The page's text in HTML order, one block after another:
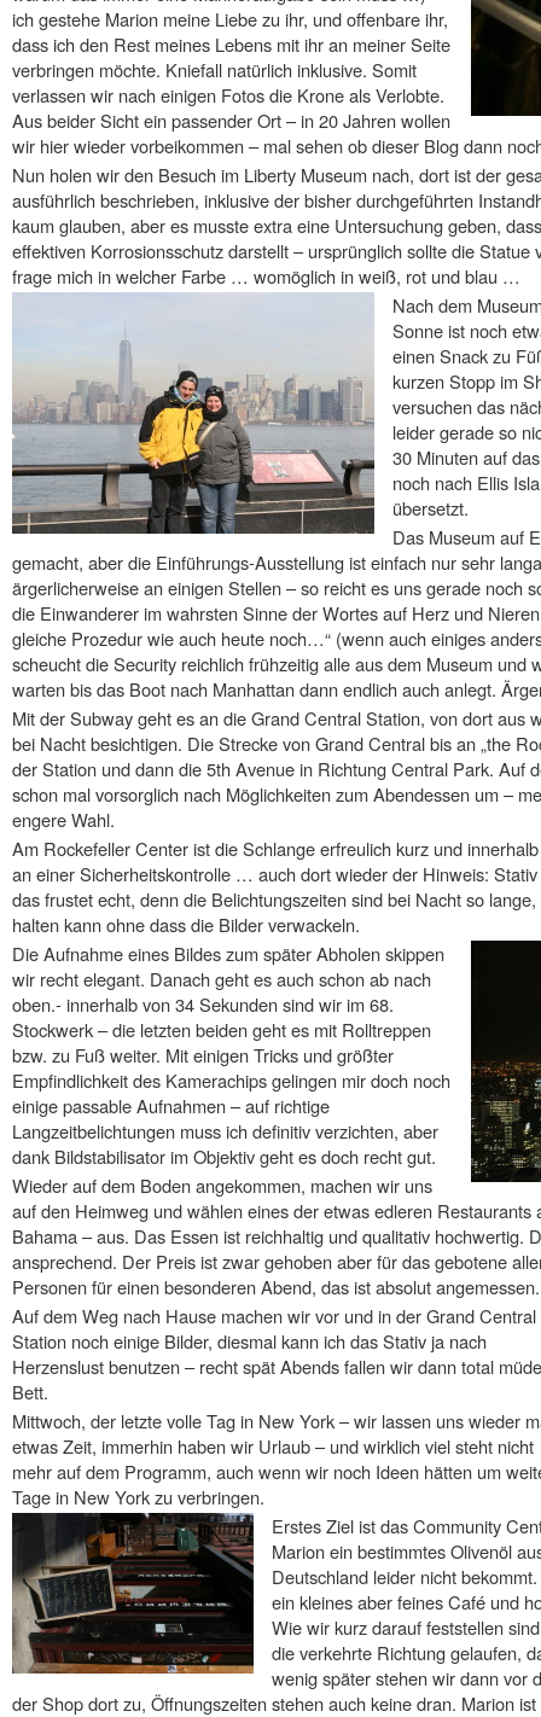
ich gestehe Marion meine Liebe zu ihr, und offenbare ihr,
dass ich den Rest meines Lebens mit ihr an meiner Seite
verbringen möchte. Kniefall natürlich inklusive. Somit
verlassen wir nach einigen Fotos die Krone als Verlobte.
Aus beider Sicht ein passender Ort – in 20 Jahren wollen
wir hier wieder vorbeikommen – mal sehen ob dieser Blog dann
Nun holen wir den Besuch im Liberty Museum nach, dort ist der
ausführlich beschrieben, inklusive der bisher durchgeführten
kaum glauben, aber es musste extra eine Untersuchung geben,
effektiven Korrosionsschutz darstellt – ursprünglich sollte die
frage mich in welcher Farbe … womöglich in weiß, rot und blau …
Nach dem
Sonne ist noch
einen Snack zu
kurzen Stopp im
versuchen das
leider gerade so
30 Minuten auf
noch nach Ellis
übersetzt.
Das Museum auf
gemacht, aber die Einführungs-Ausstellung ist einfach nur sehr
ärgerlicherweise an einigen Stellen – so reicht es uns gerade noch
die Einwanderer im wahrsten Sinne der Wortes auf Herz und
gleiche Prozedur wie auch heute noch…“ (wenn auch einiges
scheucht die Security reichlich frühzeitig alle aus dem Museum und
warten bis das Boot nach Manhattan dann endlich auch anlegt.
Mit der Subway geht es an die Grand Central Station, von dort aus
bei Nacht besichtigen. Die Strecke von Grand Central bis an „the
der Station und dann die 5th Avenue in Richtung Central Park. Auf
schon mal vorsorglich nach Möglichkeiten zum Abendessen um –
engere Wahl.
Am Rockefeller Center ist die Schlange erfreulich kurz und
an einer Sicherheitskontrolle … auch dort wieder der Hinweis:
das frustet echt, denn die Belichtungszeiten sind bei Nacht so
halten kann ohne dass die Bilder verwackeln.
Die Aufnahme eines Bildes zum später Abholen skippen
wir recht elegant. Danach geht es auch schon ab nach
oben.- innerhalb von 34 Sekunden sind wir im 68.
Stockwerk – die letzten beiden geht es mit Rolltreppen
bzw. zu Fuß weiter. Mit einigen Tricks und größter
Empfindlichkeit des Kamerachips gelingen mir doch noch
einige passable Aufnahmen – auf richtige
Langzeitbelichtungen muss ich definitiv verzichten, aber
dank Bildstabilisator im Objektiv geht es doch recht gut.
Wieder auf dem Boden angekommen, machen wir uns
auf den Heimweg und wählen eines der etwas edleren Restaurants
Bahama – aus. Das Essen ist reichhaltig und qualitativ hochwertig.
ansprechend. Der Preis ist zwar gehoben aber für das gebotene
Personen für einen besonderen Abend, das ist absolut angemessen.
Auf dem Weg nach Hause machen wir vor und in der Grand Central
Station noch einige Bilder, diesmal kann ich das Stativ ja nach
Herzenslust benutzen – recht spät Abends fallen wir dann total
Bett.
Mittwoch, der letzte volle Tag in New York – wir lassen uns wieder
etwas Zeit, immerhin haben wir Urlaub – und wirklich viel steht nicht
mehr auf dem Programm, auch wenn wir noch Ideen hätten um
Tage in New York zu verbringen.
Erstes Ziel ist das Community
Marion ein bestimmtes Olivenöl
Deutschland leider nicht
ein kleines aber feines Café und
Wie wir kurz darauf feststellen
die verkehrte Richtung gelaufen,
wenig später stehen wir dann vor
der Shop dort zu, Öffnungszeiten stehen auch keine dran. Marion